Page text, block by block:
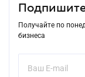
Получайте по
бизнеса